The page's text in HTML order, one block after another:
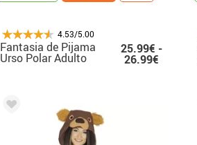
4.53/5.00
Fantasia de Pijama
Urso Polar Adulto
25.99€ -
26.99€